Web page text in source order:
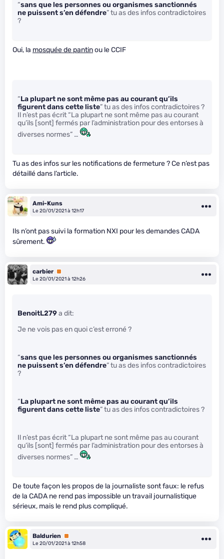
“sans que les personnes ou organismes sanctionnés
ne puissent s’en défendre” tu as des infos contradictoires
?
Oui, la mosquée de pantinou le CCIF
“La plupart ne sont même pas au courant qu’ils
figurent dans cette liste” tu as des infos contradictoires ?
Il n’est pas écrit “La plupart ne sont même pas au courant
qu’ils [sont] fermés par l’administration pour des entorses à
diverses normes” …
Tu as des infos sur les notifications de fermeture ? Ce n’est pas
détaillé dans l’article.
Ami-Kuns
Le 20/01/2021 à 12h17
Ils n’ont pas suivi la formation NXI pour les demandes CADA
sûrement.
carbier Premium
Le 20/01/2021 à 12h26
BenoitL279a dit:
Je ne vois pas en quoi c’est erroné ?
“sans que les personnes ou organismes sanctionnés
ne puissent s’en défendre” tu as des infos contradictoires
?
“La plupart ne sont même pas au courant qu’ils
figurent dans cette liste” tu as des infos contradictoires ?
Il n’est pas écrit “La plupart ne sont même pas au courant
qu’ils [sont] fermés par l’administration pour des entorses à
diverses normes” …
De toute façon les propos de la journaliste sont faux: le refus
de la CADA ne rend pas impossible un travail journalistique
sérieux, mais le rend plus compliqué.
Baldurien
Premium
Le 20/01/2021 à 12h58